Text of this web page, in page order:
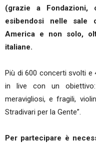
(grazie a Fondazioni,
esibendosi nelle sale
America e non solo,
italiane.
Più di 600 concerti svolti e
in live con un
meravigliosi, e fragili,
Stradivari per la Gente”.
Per partecipare è